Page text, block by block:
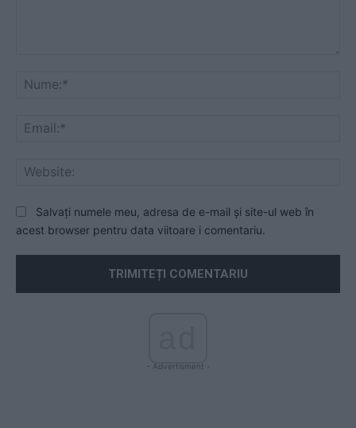
Salvați numele meu, adresa de e-mail și site-ul web în
acest browser pentru data viitoare i comentariu.
- Advertisment -